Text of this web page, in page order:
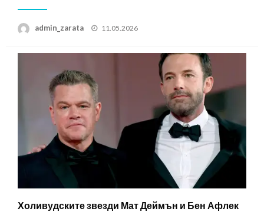
admin_zarata
Posted
11.05.2026
Холивудските звезди Мат Деймън и Бен Афлек